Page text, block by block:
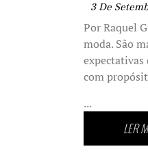
3 De
Por Raquel
moda. São
expectativas
com
...
LER